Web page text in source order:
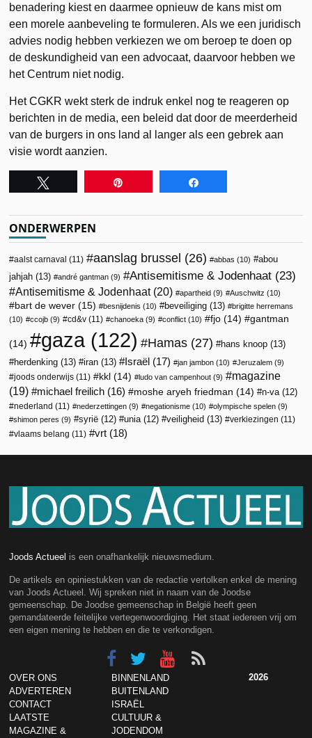
benadering kiest en daarmee opnieuw de kans mist om
een morele aanbeveling te formuleren. Als we een juridisch
advies nodig hebben verkiezen we om beroep te doen op
de deskundigheid van een advocaat, daarvoor hebben we
het Centrum niet nodig.
Het CGKR wekt sterk de indruk enkel nog te reageren op
berichten in de media, een beleid dat door de meerderheid
van de burgers in ons land al langer als een gebrek aan
visie wordt aanzien.
ONDERWERPEN
aalst carnaval (11) aanslag brussel (26) abbas (10)
abou
jahjah (13) andré gantman (9) Antisemitisme & Jodenhaat (23)
Antisemitisme & Jodenhaat(20) apartheid (9) Auschwitz (10)
bart de wever (15) besnijdenis (10) beveiliging (13)
brigitte herremans
(10)
ccojb (9) cd&v (11) chanoeka (9) conflict (10) fjo (14) gantman
(14) gaza (122) Hamas (27) hans knoop (13)
herdenking (13) iran (13) Israël (17) jan jambon (10) Jeruzalem (9)
joods onderwijs (11) kkl (14) ludo van campenhout (9)
magazine
(19)
michael freilich (16) moshe aryeh friedman (14) n-va (12)
nederland (11) nederzettingen (9) negationisme (10) olympische spelen (9)
shimon peres (9) syrië (12) unia (12) veiligheid (13) verkiezingen (11)
vlaams belang (11) vrt (18)
Joods Actueel is een onafhankelijk nieuwsmedium.
De artikels en opiniestukken van de redactie vertolken enkel de mening
van Joods Actueel. Wij spreken niet in naam van de Joodse
gemeenschap. De Joodse gemeenschap in België heeft geen
gemandateerde feitelijke vertegenwoordiging. Het staat iedereen vrij om
een eigen mening te hebben en die te verkondigen.
OVER ONS
ADVERTEREN
CONTACT
LAATSTE
MAGAZINE &
BINNENLAND
BUITENLAND
ISRAËL
CULTUUR &
JODENDOM
2026